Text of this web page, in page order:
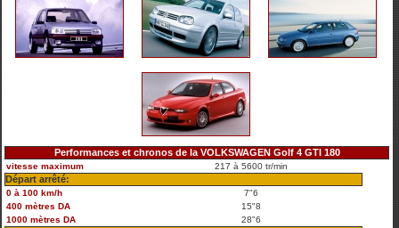
Performances et chronos de la VOLKSWAGEN Golf 4 GTI 180
vitesse maximum 217 à 5600 tr/min
Départ arrêté:
0 à 100 km/h
7"6
400 mètres DA
15"8
1000 mètres DA
28"6